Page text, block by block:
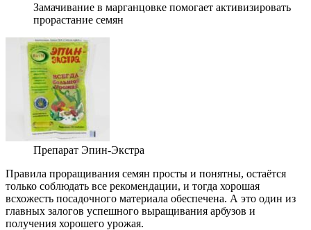
Замачивание в марганцовке помогает активизировать
прорастание семян
Препарат Эпин-Экстра
Правила проращивания семян просты и понятны, остаётся
только соблюдать все рекомендации, и тогда хорошая
всхожесть посадочного материала обеспечена. А это один из
главных залогов успешного выращивания арбузов и
получения хорошего урожая.